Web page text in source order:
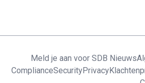
Meld je aan voor SDB Nieuws
ComplianceSecurityPrivacy